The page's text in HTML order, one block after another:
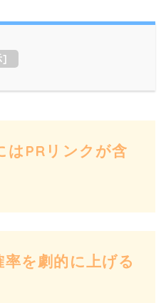
]
はPRリンクが含
を劇的に上げる